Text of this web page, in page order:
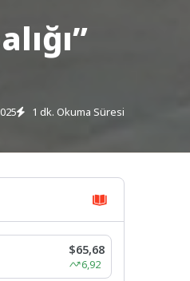
1 dk. Okuma Süresi
$65,68
6,92